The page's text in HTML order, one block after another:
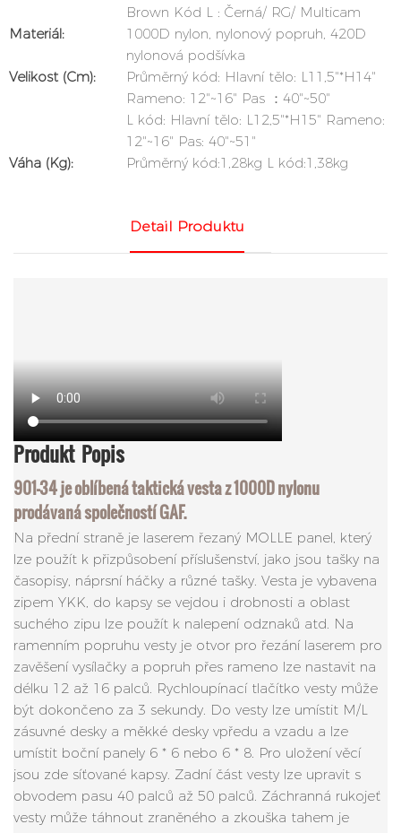
Brown Kód L : Černá/ RG/ Multicam
Materiál:
1000D nylon, nylonový popruh, 420D
nylonová podšívka
Velikost (cm):
Průměrný kód: Hlavní tělo: L11,5"*H14"
Rameno: 12"~16" Pas ：40"~50"
L kód: Hlavní tělo: L12,5"*H15" Rameno:
12"~16" Pas: 40"~51"
Váha (kg):
Průměrný kód:1,28kg L kód:1,38kg
Detail Produktu
Produkt Popis
901-34 je oblíbená taktická vesta z 1000D nylonu
prodávaná společností GAF.
Na přední straně je laserem řezaný MOLLE panel, který
lze použít k přizpůsobení příslušenství, jako jsou tašky na
časopisy, náprsní háčky a různé tašky. Vesta je vybavena
zipem YKK, do kapsy se vejdou i drobnosti a oblast
suchého zipu lze použít k nalepení odznaků atd. Na
ramenním popruhu vesty je otvor pro řezání laserem pro
zavěšení vysílačky a popruh přes rameno lze nastavit na
délku 12 až 16 palců. Rychloupínací tlačítko vesty může
být dokončeno za 3 sekundy. Do vesty lze umístit M/L
zásuvné desky a měkké desky vpředu a vzadu a lze
umístit boční panely 6 * 6 nebo 6 * 8. Pro uložení věcí
jsou zde síťované kapsy. Zadní část vesty lze upravit s
obvodem pasu 40 palců až 50 palců. Záchranná rukojeť
vesty může táhnout zraněného a zkouška tahem je